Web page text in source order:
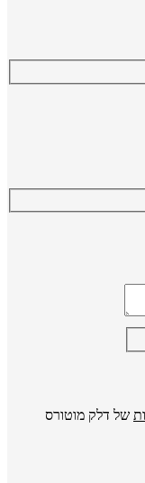
של דלק מוטורס